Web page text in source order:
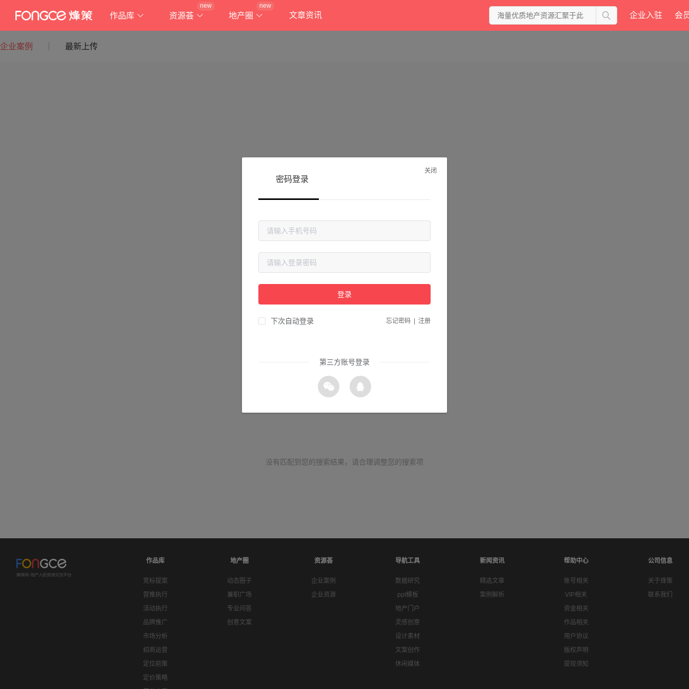
作品库 资源荟
new
地产圈
new
文章资讯 企业入驻 会
企业案例 最新上传
没有匹配到您的搜索结果，请合理调整您的搜索项
作品库
竞标提案
营推执行
活动执行
品牌推广
市场分析
招商运营
定位前策
定价策略
地产圈
动态圈子
兼职广场
专业问答
创意文案
资源荟
企业案例
企业资源
导航工具
数据研究
ppt模板
地产门户
灵感创意
设计素材
文案创作
休闲媒体
新闻资讯
精选文章
案例解析
帮助中心
账号相关
VIP相关
资金相关
作品相关
用户协议
版权声明
提现须知
公司信息
关于烽策
联系我们
关闭
密码登录
登录
下次自动登录 忘记密码 注册
第三方账号登录